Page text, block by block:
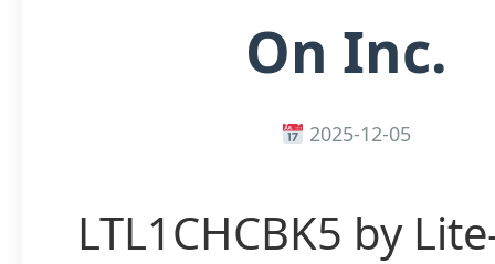
On Inc.
2025-12-05
LTL1CHCBK5 by